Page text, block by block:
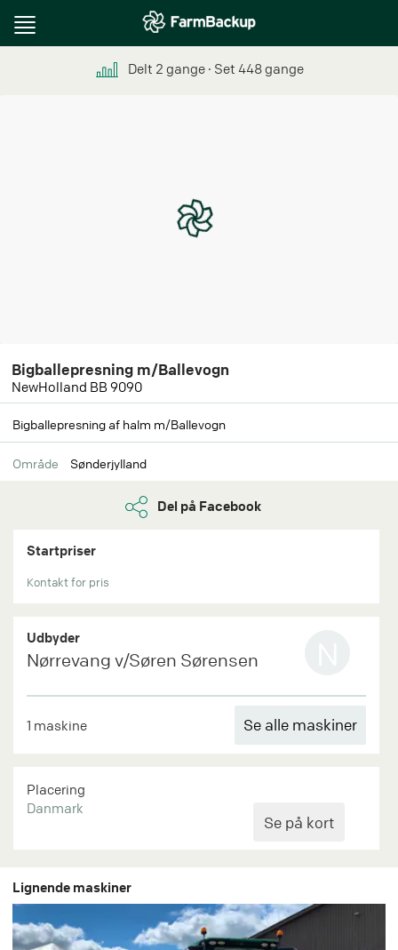
Toggle
Delt 2 gange ∙ Set 448gange
Bigballepresning m/Ballevogn
NewHolland BB 9090
Bigballepresning af halm m/Ballevogn
Område Sønderjylland
Del på Facebook
Startpriser
Kontakt for pris
Udbyder
Nørrevang v/Søren Sørensen
1 maskine Se alle maskiner
Placering
Danmark
Lignende maskiner